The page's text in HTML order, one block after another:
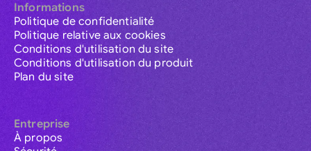
Informations
Politique de confidentialité
Politique relative aux cookies
Conditions d'utilisation du site
Conditions d'utilisation du produit
Plan du site
Entreprise
À propos